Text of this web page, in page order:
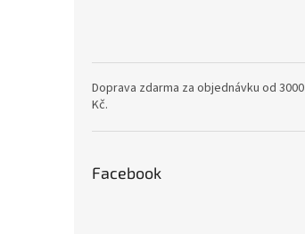
Doprava zdarma za objednávku od 3000
Kč.
Facebook